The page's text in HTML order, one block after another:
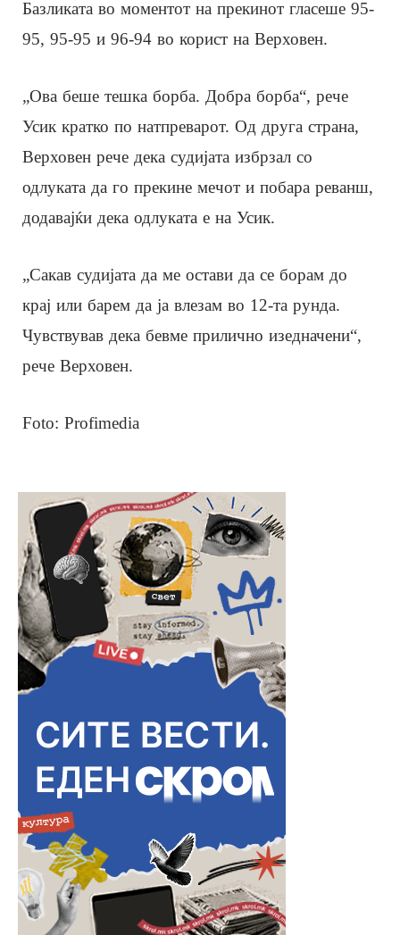
Базликата во моментот на прекинот гласеше 95-
95, 95-95 и 96-94 во корист на Верховен.
„Ова беше тешка борба. Добра борба“, рече
Усик кратко по натпреварот. Од друга страна,
Верховен рече дека судијата избрзал со
одлуката да го прекине мечот и побара реванш,
додавајќи дека одлуката е на Усик.
„Сакав судијата да ме остави да се борам до
крај или барем да ја влезам во 12-та рунда.
Чувствував дека бевме прилично изедначени“,
рече Верховен.
Foto: Profimedia